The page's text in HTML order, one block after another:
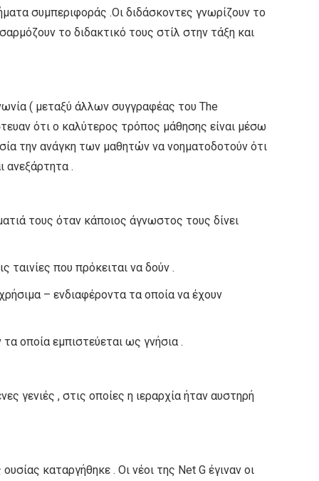
συμπεριφοράς .Οι διδάσκοντες γνωρίζουν το
το διδακτικό τους στίλ στην τάξη και
( μεταξύ άλλων συγγραφέας του The
ότι ο καλύτερος τρόπος μάθησης είναι μέσω
την ανάγκη των μαθητών να νοηματοδοτούν ότι
ανεξάρτητα .
τους όταν κάποιος άγνωστος τους δίνει
που πρόκειται να δούν .
– ενδιαφέροντα τα οποία να έχουν
οποία εμπιστεύεται ως γνήσια .
γενιές , στις οποίες η ιεραρχία ήταν αυστηρή
καταργήθηκε . Οι νέοι της Net G έγιναν οι